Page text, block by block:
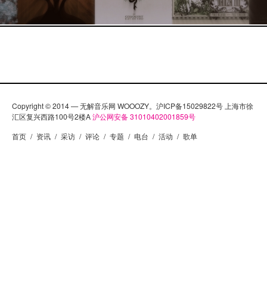
Copyright © 2014 — 无解音乐网 WOOOZY。沪ICP备15029822号 上海市徐
汇区复兴西路100号2楼A沪公网安备 31010402001859号
首页 / 资讯 / 采访 / 评论 / 专题 / 电台 / 活动 / 歌单